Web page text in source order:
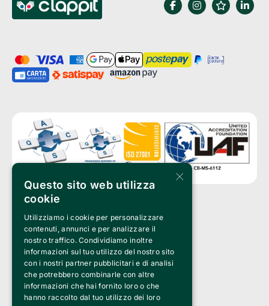
Clappit è un marchio di proprietà di:
Bemils Srl
a Socio Unico
Via Fosse Ardeatine, 4 -20092 Cinisello Balsamo (MI)
PI 05589050961
Iscr. C.C.I.A.A. Milano R.E.A. 1833471
© 2010-2025 Bemils Srl - Tutti i diritti riservati
Credits:
×
Questo sito web utilizza
cookie
Utilizziamo i cookie per personalizzare
contenuti, annunci e per analizzare il
nostro traffico. Condividiamo inoltre
informazioni sul tuo utilizzo del nostro sito
con i nostri partner pubblicitari e di analisi
che potrebbero combinarle con altre
informazioni che hai fornito loro o che
hanno raccolto dal tuo utilizzo dei loro